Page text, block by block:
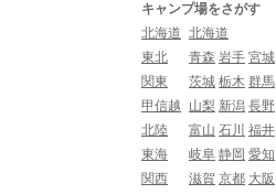
キャンプ場をさがす
北海道 北海道
東北
青森 岩手 宮城
関東
茨城 栃木 群馬
甲信越
山梨 新潟 長野
北陸
富山 石川 福井
東海
岐阜 静岡 愛知
関西
滋賀 京都 大阪